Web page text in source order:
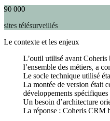
90 000
sites télésurveillés
Le contexte et les enjeux
L’outil utilisé avant
l’ensemble des métiers, a
Le socle technique utilisé
La montée de version était
développements spécifiques
Un besoin d’architecture
La réponse : Coheris CRM